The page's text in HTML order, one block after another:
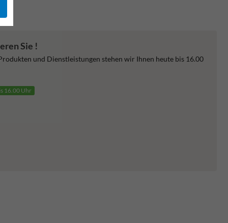
Sie !
und Dienstleistungen stehen wir Ihnen heute bis 16.00
16.00 Uhr